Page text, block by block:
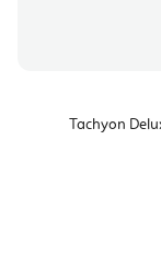
Tachyon